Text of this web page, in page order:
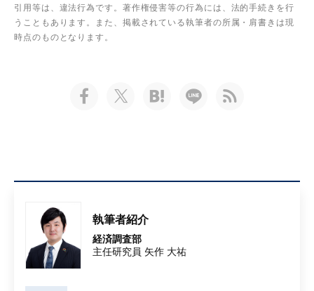
引用等は、違法行為です。著作権侵害等の行為には、法的手続きを行
うこともあります。また、掲載されている執筆者の所属・肩書きは現
時点のものとなります。
執筆者紹介
経済調査部
主任研究員 矢作 大祐